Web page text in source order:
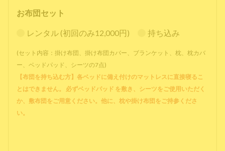
お布団セット
レンタル (初回のみ12,000円) 持ち込み
(セット内容：掛け布団、掛け布団カバー、ブランケット、枕、枕カバ
ー、ベッドパッド、シーツの7点)
【布団を持ち込む方】各ベッドに備え付けのマットレスに直接寝るこ
とはできません。 必ずベッドパッド を敷き、シーツをご使用いただく
か、敷布団をご用意ください。他に、枕や掛け布団をご持参くださ
い。